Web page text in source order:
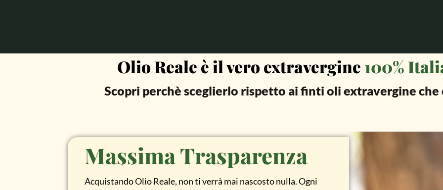
Olio Reale è il vero extravergine 100%
Scopri perchè sceglierlo rispetto ai finti oli extravergine che
Massima Trasparenza
Acquistando Olio Reale, non ti verrà mai nascosto nulla. Ogni